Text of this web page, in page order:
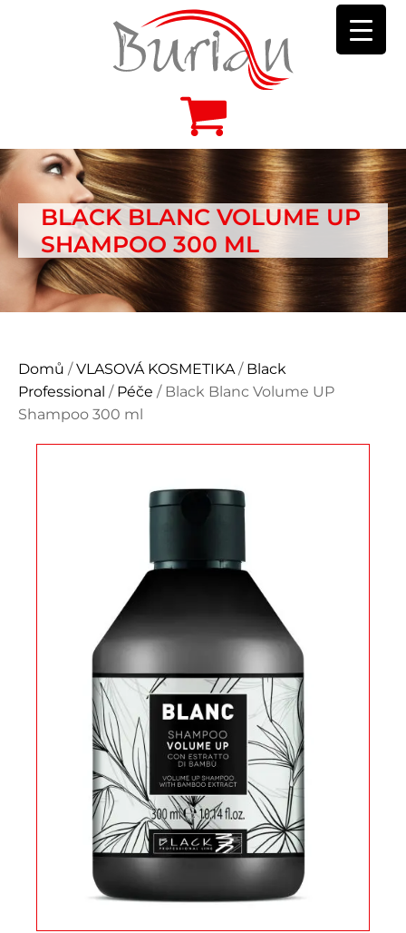
BLACK BLANC VOLUME UP
SHAMPOO 300 ML
Domů /VLASOVÁ KOSMETIKA / Black
Professional / Péče / Black Blanc Volume UP
Shampoo 300 ml